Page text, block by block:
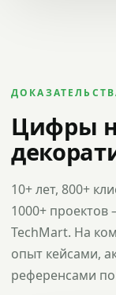
Цифры
10+ лет, 800+
1000+
TechMart. На
опыт кейсами,
референсами